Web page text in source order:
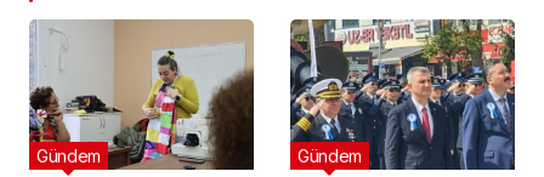
Gündem Gündem